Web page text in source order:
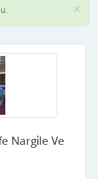
×
Nargi̇le Ve